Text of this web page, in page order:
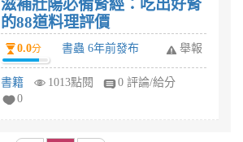
滋補壯陽必備腎經：吃出好腎
的88道料理評價
0.0分 書蟲 6年前發布 舉報
書籍 1013點閱
0 評論/給分
0